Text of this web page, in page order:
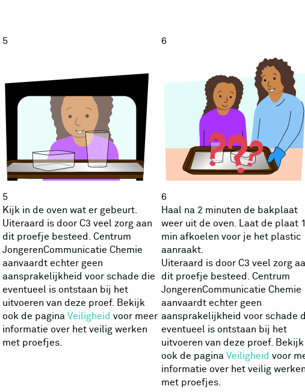
5
5
Kijk in de oven wat er gebeurt.
Uiteraard is door C3 veel zorg aan
dit proefje besteed. Centrum
JongerenCommunicatie Chemie
aanvaardt echter geen
aansprakelijkheid voor schade die
eventueel is ontstaan bij het
uitvoeren van deze proef. Bekijk
ook de paginaVeiligheid voor meer
informatie over het veilig werken
met proefjes.
6
6
Haal na 2 minuten de bakplaat
weer uit de oven. Laat de plaat
min afkoelen voor je het plastic
aanraakt.
Uiteraard is door C3 veel zorg
dit proefje besteed. Centrum
JongerenCommunicatie Chemie
aanvaardt echter geen
aansprakelijkheid voor schade
eventueel is ontstaan bij het
uitvoeren van deze proef. Bekijk
ook de pagina Veiligheid voor
informatie over het veilig
met proefjes.